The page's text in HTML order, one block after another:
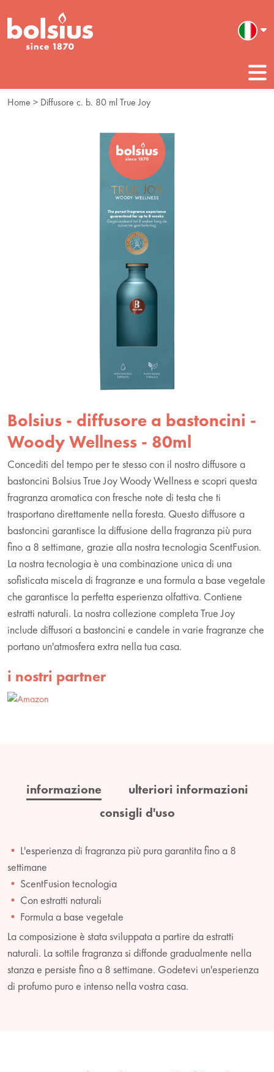
Home > Diffusore c. b. 80 ml True Joy
Bolsius - diffusore a bastoncini -
Woody Wellness - 80ml
Concediti del tempo per te stesso con il nostro diffusore a
bastoncini Bolsius True Joy Woody Wellness e scopri questa
fragranza aromatica con fresche note di testa che ti
trasportano direttamente nella foresta. Questo diffusore a
bastoncini garantisce la diffusione della fragranza più pura
fino a 8 settimane, grazie alla nostra tecnologia ScentFusion.
La nostra tecnologia è una combinazione unica di una
sofisticata miscela di fragranze e una formula a base vegetale
che garantisce la perfetta esperienza olfattiva. Contiene
estratti naturali. La nostra collezione completa True Joy
include diffusori a bastoncini e candele in varie fragranze che
portano un'atmosfera extra nella tua casa.
i nostri partner
informazione
ulteriori informazioni
consigli d'uso
L'esperienza di fragranza più pura garantita fino a 8
settimane
ScentFusion tecnologia
Con estratti naturali
Formula a base vegetale
La composizione è stata sviluppata a partire da estratti
naturali. La sottile fragranza si diffonde gradualmente nella
stanza e persiste fino a 8 settimane. Godetevi un'esperienza
di profumo puro e intenso nella vostra casa.